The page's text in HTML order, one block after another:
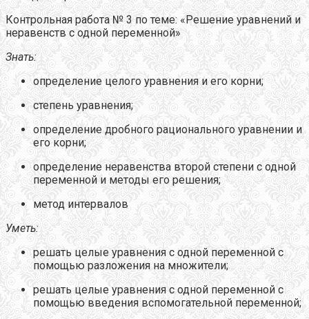
Контрольная работа № 3 по теме: «Решение уравнений и
неравенств с одной переменной»
Знать:
определение целого уравнения и его корни;
степень уравнения;
определение дробного рационального уравнении и
его корни;
определение неравенства второй степени с одной
переменной и методы его решения;
метод интервалов
Уметь:
решать целые уравнения с одной переменной с
помощью разложения на множители;
решать целые уравнения с одной переменной с
помощью введения вспомогательной переменной;